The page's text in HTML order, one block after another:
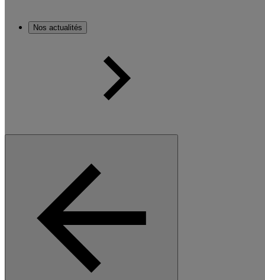
Nos actualités